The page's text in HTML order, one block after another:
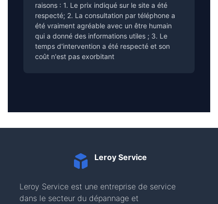
raisons : 1. Le prix indiqué sur le site a été
respecté; 2. La consultation par téléphone a
été vraiment agréable avec un être humain
qui a donné des informations utiles ; 3. Le
temps d'intervention a été respecté et son
coût n'est pas exorbitant
Leroy Service
Leroy Service est une entreprise de service
dans le secteur du dépannage et